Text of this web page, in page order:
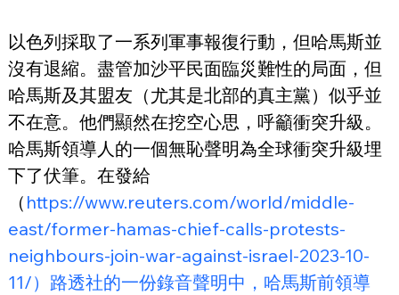
以色列採取了一系列軍事報復行動，但哈馬斯並
沒有退縮。盡管加沙平民面臨災難性的局面，但
哈馬斯及其盟友（尤其是北部的真主黨）似乎並
不在意。他們顯然在挖空心思，呼籲衝突升級。
哈馬斯領導人的一個無恥聲明為全球衝突升級埋
下了伏筆。在發給
（ https://www.reuters.com/world/middle-
east/former-hamas-chief-calls-protests-
neighbours-join-war-against-israel-2023-10-
11/）路透社的一份錄音聲明中，哈馬斯前領導